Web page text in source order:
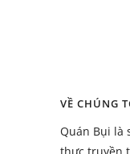
Menu
Đồ uống
VỀ CHÚNG
Quán Bụi là